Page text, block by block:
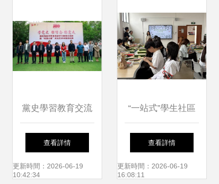
黨史學習教育交流
展暨“校園之春”文
化藝術展在移通學
查看詳情
更新時間：2026-06-19
10:42:34
“一站式”學生社區
活動│不借誰的
光，做自己的花
查看詳情
更新時間：2026-06-19
16:08:11